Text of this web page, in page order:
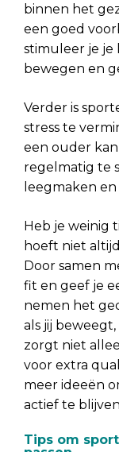
binnen het
een goed
stimuleer je je
bewegen en
Verder is
stress te
een ouder
regelmatig te
leegmaken
Heb je weinig
hoeft niet
Door samen
fit en geef je
nemen het
als jij
zorgt niet
voor extra
meer ideeën
actief te
Tips om